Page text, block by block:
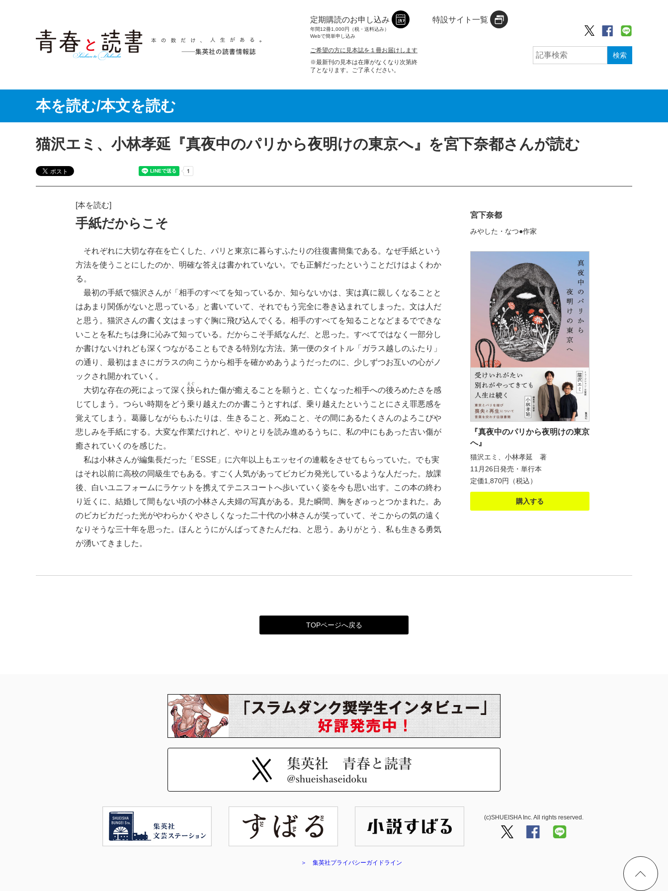
定期購読のお申し込み
年間12冊1,000円（税・送料込み）
Webで簡単申し込み
ご希望の方に見本誌を１冊お届けします
※最新刊の見本は在庫がなくなり次第終
了となります。ご了承ください。
特設サイト一覧
検索
本を読む/本文を読む
猫沢エミ、小林孝延『真夜中のパリから夜明けの東京へ』を宮下奈都さんが読む
[本を読む]
手紙だからこそ
それぞれに大切な存在を亡くした、パリと東京に暮らすふたりの往復書簡集である。なぜ手紙という
方法を使うことにしたのか、明確な答えは書かれていない。でも正解だったということだけはよくわか
る。
最初の手紙で猫沢さんが「相手のすべてを知っているか、知らないかは、実は真に親しくなることと
はあまり関係がないと思っている」と書いていて、それでもう完全に巻き込まれてしまった。文は人だ
と思う。猫沢さんの書く文はまっすぐ胸に飛び込んでくる。相手のすべてを知ることなどまるでできな
いことを私たちは身に沁みて知っている。だからこそ手紙なんだ、と思った。すべてではなく一部分し
か書けないけれども深くつながることもできる特別な方法。第一便のタイトル「ガラス越しのふたり」
の通り、最初はまさにガラスの向こうから相手を確かめあうようだったのに、少しずつお互いの心がノ
ックされ開かれていく。
大切な存在の死によって深く 抉
えぐ
られた傷が癒えることを願うと、亡くなった相手への後ろめたさを感
じてしまう。つらい時期をどう乗り越えたのか書こうとすれば、乗り越えたということにさえ罪悪感を
覚えてしまう。葛藤しながらもふたりは、生きること、死ぬこと、その間にあるたくさんのよろこびや
悲しみを手紙にする。大変な作業だけれど、やりとりを読み進めるうちに、私の中にもあった古い傷が
癒されていくのを感じた。
私は小林さんが編集長だった「ESSE」に六年以上もエッセイの連載をさせてもらっていた。でも実
はそれ以前に高校の同級生でもある。すごく人気があってビカビカ発光しているような人だった。放課
後、白いユニフォームにラケットを携えてテニスコートへ歩いていく姿を今も思い出す。この本の終わ
り近くに、結婚して間もない頃の小林さん夫婦の写真がある。見た瞬間、胸をぎゅっとつかまれた。あ
のビカビカだった光がやわらかくやさしくなった二十代の小林さんが笑っていて、そこからの気の遠く
なりそうな三十年を思った。ほんとうにがんばってきたんだね、と思う。ありがとう、私も生きる勇気
が湧いてきました。
宮下奈都
みやした・なつ●作家
『真夜中のパリから夜明けの東京
へ』
猫沢エミ、小林孝延 著
11月26日発売・単行本
定価1,870円（税込）
購入する
TOPページへ戻る
(c)SHUEISHA Inc. All rights reserved.
＞ 集英社プライバシーガイドライン